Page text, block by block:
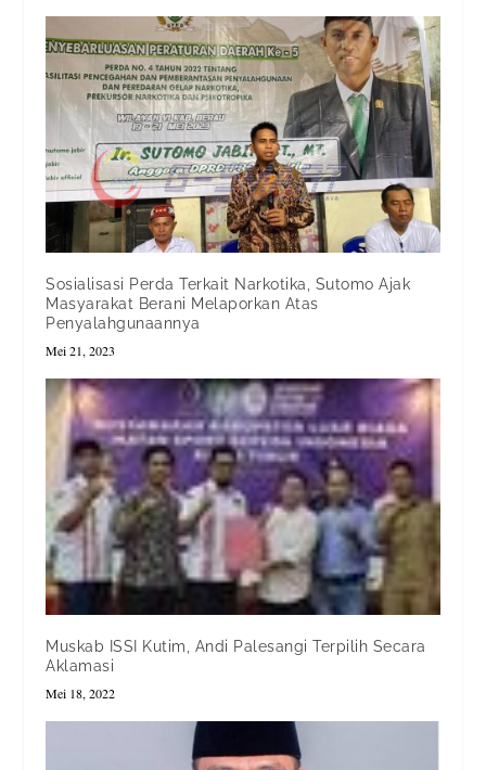
Sosialisasi Perda Terkait Narkotika, Sutomo Ajak
Masyarakat Berani Melaporkan Atas
Penyalahgunaannya
Mei 21, 2023
Muskab ISSI Kutim, Andi Palesangi Terpilih Secara
Aklamasi
Mei 18, 2022